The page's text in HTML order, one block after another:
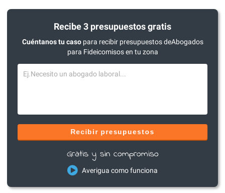
Recibe 3 presupuestos gratis
Cuéntanos tu casopara recibir presupuestos deAbogados
para Fideicomisos en tu zona
Recibir presupuestos
Gratis y sin compromiso
Averigua como funciona